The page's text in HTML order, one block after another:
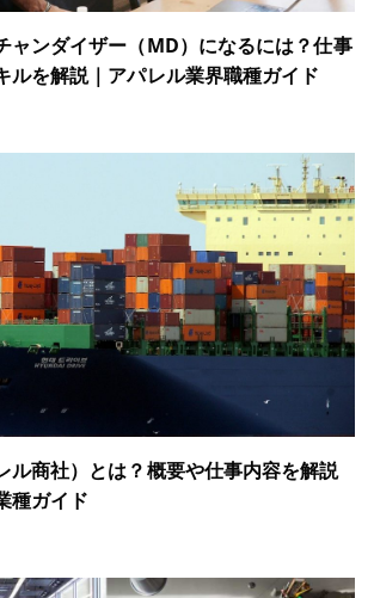
ャンダイザー（MD）になるには？仕事
ルを解説｜アパレル業界職種ガイド
ル商社）とは？概要や仕事内容を解説
種ガイド